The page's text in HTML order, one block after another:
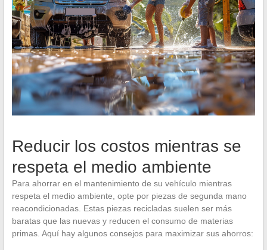
Reducir los costos mientras se
respeta el medio ambiente
Para ahorrar en el mantenimiento de su vehículo mientras
respeta el medio ambiente, opte por piezas de segunda mano
reacondicionadas. Estas piezas recicladas suelen ser más
baratas que las nuevas y reducen el consumo de materias
primas. Aquí hay algunos consejos para maximizar sus ahorros: